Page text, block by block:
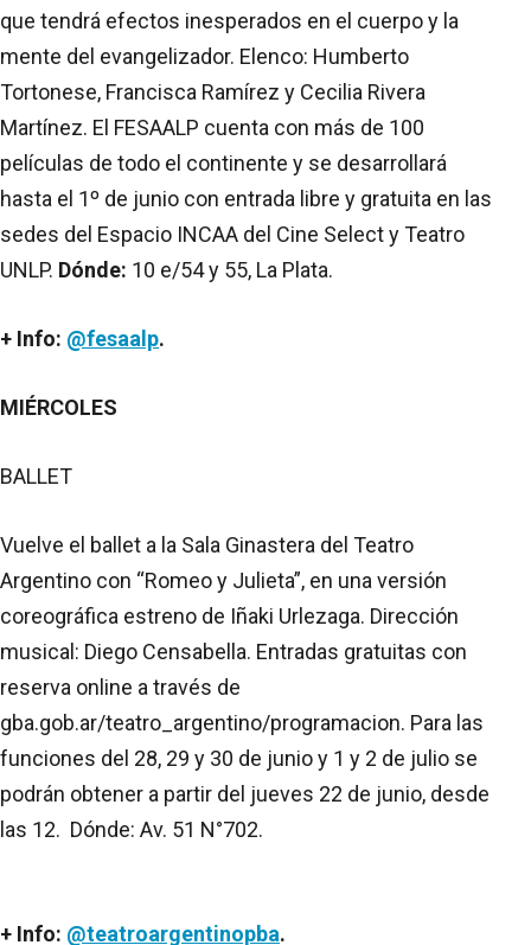
que tendrá efectos inesperados en el cuerpo y la
mente del evangelizador. Elenco: Humberto
Tortonese, Francisca Ramírez y Cecilia Rivera
Martínez. El FESAALP cuenta con más de 100
películas de todo el continente y se desarrollará
hasta el 1º de junio con entrada libre y gratuita en las
sedes del Espacio INCAA del Cine Select y Teatro
UNLP. Dónde: 10 e/54 y 55, La Plata.
+ Info: @fesaalp.
MIÉRCOLES
BALLET
Vuelve el ballet a la Sala Ginastera del Teatro
Argentino con “Romeo y Julieta”, en una versión
coreográfica estreno de Iñaki Urlezaga. Dirección
musical: Diego Censabella. Entradas gratuitas con
reserva online a través de
gba.gob.ar/teatro_argentino/programacion. Para las
funciones del 28, 29 y 30 de junio y 1 y 2 de julio se
podrán obtener a partir del jueves 22 de junio, desde
las 12. Dónde: Av. 51 N°702.
+ Info: @teatroargentinopba.